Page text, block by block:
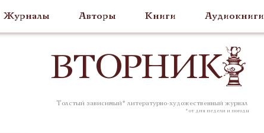
Журналы Авторы Книги Аудиокниги
ВТОРНИК
Толстый зависимый* литературно-художественный журнал
* от дня недели и погоды